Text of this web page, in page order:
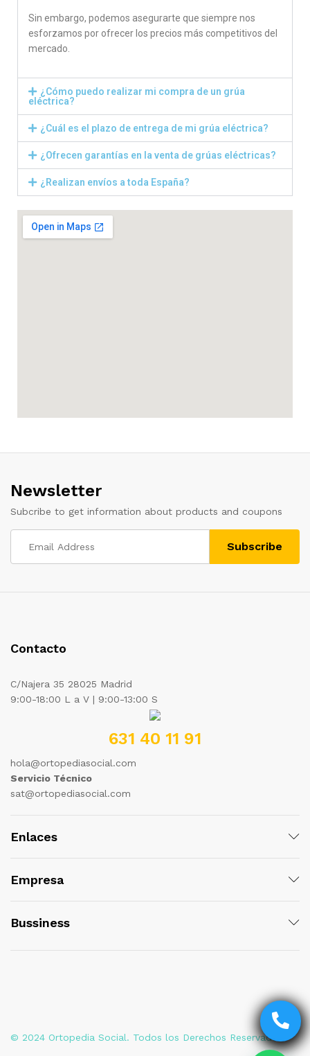
Sin embargo, podemos asegurarte que siempre nos
esforzamos por ofrecer los precios más competitivos del
mercado.
¿Cómo puedo realizar mi compra de un grúa
eléctrica?
¿Cuál es el plazo de entrega de mi grúa eléctrica?
¿Ofrecen garantías en la venta de grúas eléctricas?
¿Realizan envíos a toda España?
Newsletter
Subcribe to get information about products and coupons
Contacto
C/Najera 35 28025 Madrid
9:00-18:00 L a V | 9:00-13:00 S
631 40 11 91
hola@ortopediasocial.com
Servicio Técnico
sat@ortopediasocial.com
Enlaces
Empresa
Bussiness
© 2024 Ortopedia Social. Todos los Derechos Reservados